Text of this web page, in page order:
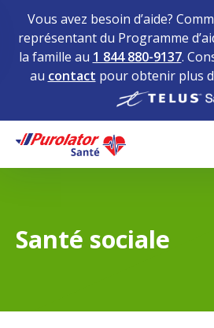
Vous avez besoin d’aide?
représentant du Programme
la famille au 1 844 880-9137.
au contact pour obtenir plus
Home
Santé sociale